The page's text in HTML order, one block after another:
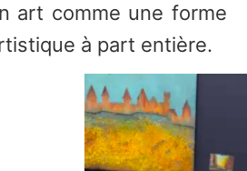
art comme une forme
à part entière.